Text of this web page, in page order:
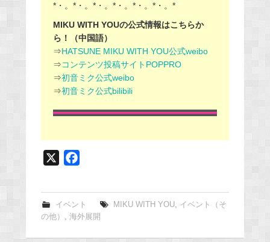
*・。*・。*・。*・。*・。*・。*
MIKU WITH YOUの公式情報はこちらか
ら！（中国語）
⇒HATSUNE MIKU WITH YOU公式weibo
⇒コンテンツ投稿サイトPOPPRO
⇒初音ミク公式weibo
⇒初音ミク公式bilibili
e
b
o
イベント MIKU WITH YOU, イベント（そ
の他）
, 海外展開